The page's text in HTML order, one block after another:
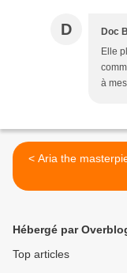
D Doc
Elle
à
< Aria the
Hébergé par
Top articles